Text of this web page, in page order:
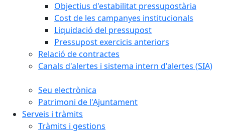
Objectius d'estabilitat pressupostària
Cost de les campanyes institucionals
Liquidació del pressupost
Pressupost exercicis anteriors
Relació de contractes
Canals d'alertes i sistema intern d'alertes (SIA)
Seu electrònica
Patrimoni de l'Ajuntament
Serveis i tràmits
Tràmits i gestions